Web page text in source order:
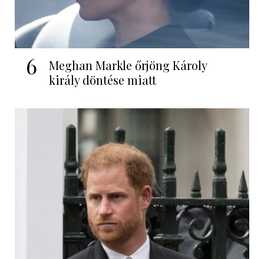
6
Meghan Markle őrjöng Károly
király döntése miatt